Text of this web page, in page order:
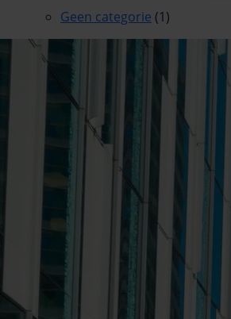
Geen categorie (1)